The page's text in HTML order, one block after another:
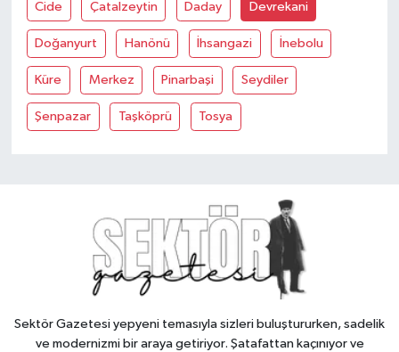
Cide Çatalzeytin Daday Devrekani
Doğanyurt Hanönü İhsangazi İnebolu
Küre Merkez Pinarbaşi Seydiler
Şenpazar Taşköprü Tosya
Sektör Gazetesi yepyeni temasıyla sizleri buluştururken, sadelik
ve modernizmi bir araya getiriyor. Şatafattan kaçınıyor ve